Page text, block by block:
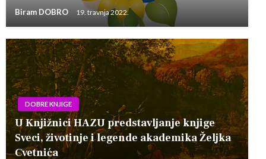
Biram DOBRO 19. travnja 2022.
DOBRE KNJIGE
U Knjižnici HAZU predstavljanje knjige
Sveci, životinje i legende akademika Željka
Cvetnića